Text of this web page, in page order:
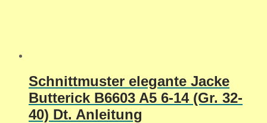
Schnittmuster elegante Jacke
Butterick B6603 A5 6-14 (Gr. 32-
40) Dt. Anleitung